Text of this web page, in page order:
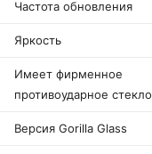
Частота обновления
Яркость
Имеет фирменное
противоударное стекло
Версия Gorilla Glass